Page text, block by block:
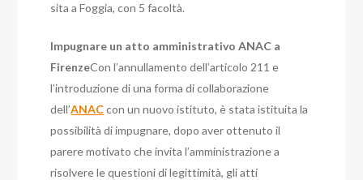
sita a Foggia, con 5 facoltà.
Impugnare un atto amministrativo ANAC a
FirenzeCon l’annullamento dell’articolo 211 e
l’introduzione di una forma di collaborazione
dell’ANACcon un nuovo istituto, è stata istituita la
possibilità di impugnare, dopo aver ottenuto il
parere motivato che invita l’amministrazione a
risolvere le questioni di legittimità, gli atti